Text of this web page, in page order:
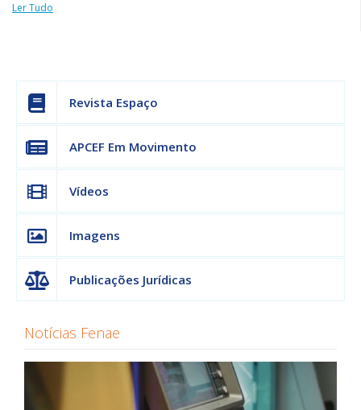
Ler Tudo
Revista Espaço
APCEF Em Movimento
Vídeos
Imagens
Publicações Jurídicas
Notícias Fenae